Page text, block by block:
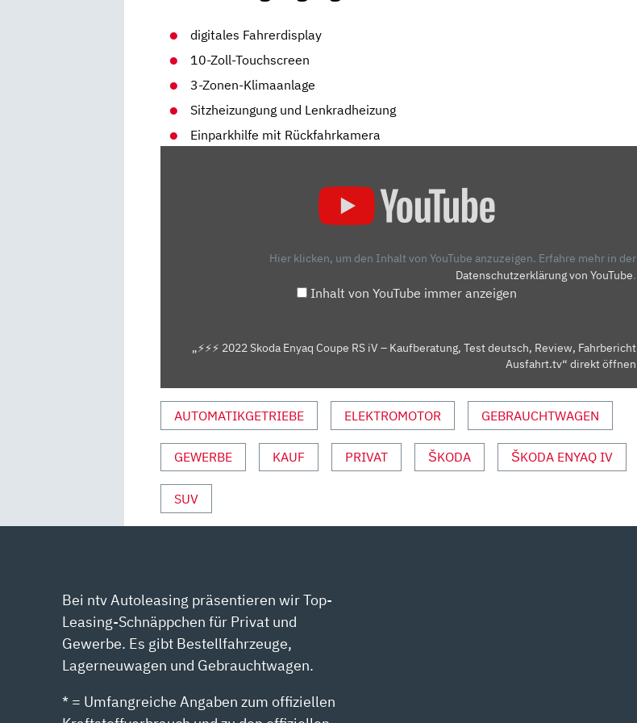
digitales Fahrerdisplay
10-Zoll-Touchscreen
3-Zonen-Klimaanlage
Sitzheizungung und Lenkradheizung
Einparkhilfe mit Rückfahrkamera
DEUTSCH,
FAHRBERICHT
AUSFAHRT.TV“
VON
YOUTUBE
ANZEIGEN
Hier klicken, um den Inhalt von YouTube anzuzeigen. Erfahre mehr in der
Datenschutzerklärung von YouTube.
Inhalt von YouTube immer anzeigen
„⚡⚡⚡ 2022 Skoda Enyaq Coupe RS iV – Kaufberatung, Test deutsch, Review, Fahrbericht
Ausfahrt.tv“ direkt öffnen
AUTOMATIKGETRIEBE ELEKTROMOTOR GEBRAUCHTWAGEN
GEWERBE KAUF PRIVAT ŠKODA ŠKODA ENYAQ IV
SUV
Bei ntv Autoleasing präsentieren wir Top-
Leasing-Schnäppchen für Privat und
Gewerbe. Es gibt Bestellfahrzeuge,
Lagerneuwagen und Gebrauchtwagen.
* = Umfangreiche Angaben zum offiziellen